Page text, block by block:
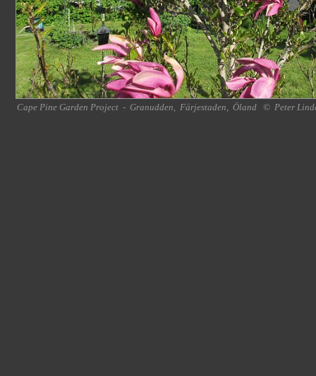
Cape Pine Garden Project - Granudden, Färjestaden, Öland © Peter